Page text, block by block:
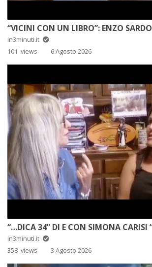
“VICINI CON UN LIBRO”: ENZO SARDO
in3minuti.it
101 views
6 Agosto 2026
in3minuti.it
358 views
3 Agosto 2026